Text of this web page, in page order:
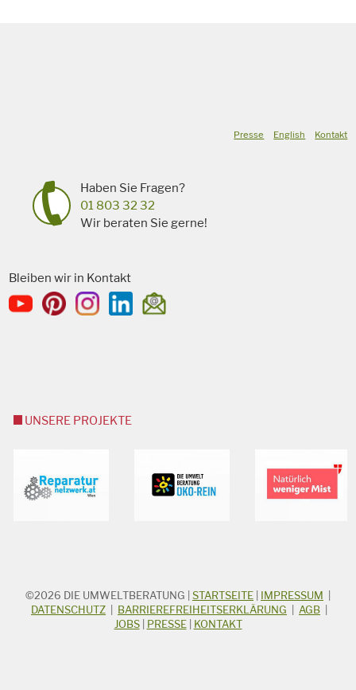
Presse English Kontakt
Haben Sie Fragen?
01 803 32 32
Wir beraten Sie gerne!
Bleiben wir in Kontakt
UNSERE PROJEKTE
STICHWORTSUCHE
Suchbegriff
©2026 DIE UMWELTBERATUNG STARTSEITE IMPRESSUM
DATENSCHUTZ
BARRIEREFREIHEITSERKLÄRUNG AGB
JOBS| PRESSE| KONTAKT